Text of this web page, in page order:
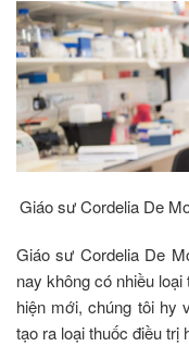
Giáo sư Cordelia De
Giáo sư Cordelia De
nay không có nhiều
hiện mới, chúng tôi hy
tạo ra loại thuốc điều trị